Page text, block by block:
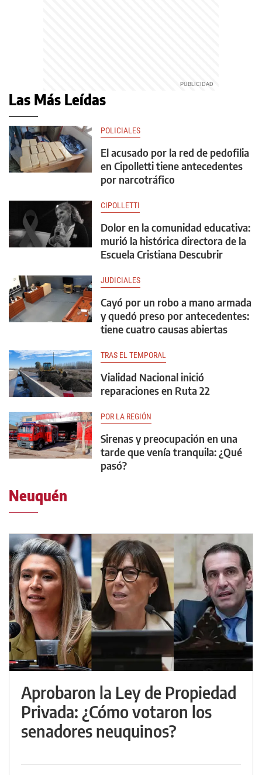
Las Más Leídas
POLICIALES
El acusado por la red de pedofilia
en Cipolletti tiene antecedentes
por narcotráfico
CIPOLLETTI
Dolor en la comunidad educativa:
murió la histórica directora de la
Escuela Cristiana Descubrir
JUDICIALES
Cayó por un robo a mano armada
y quedó preso por antecedentes:
tiene cuatro causas abiertas
TRAS EL TEMPORAL
Vialidad Nacional inició
reparaciones en Ruta 22
POR LA REGIÓN
Sirenas y preocupación en una
tarde que venía tranquila: ¿Qué
pasó?
Neuquén
Aprobaron la Ley de Propiedad
Privada: ¿Cómo votaron los
senadores neuquinos?